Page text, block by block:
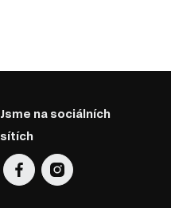
Jsme na sociálních
sítích